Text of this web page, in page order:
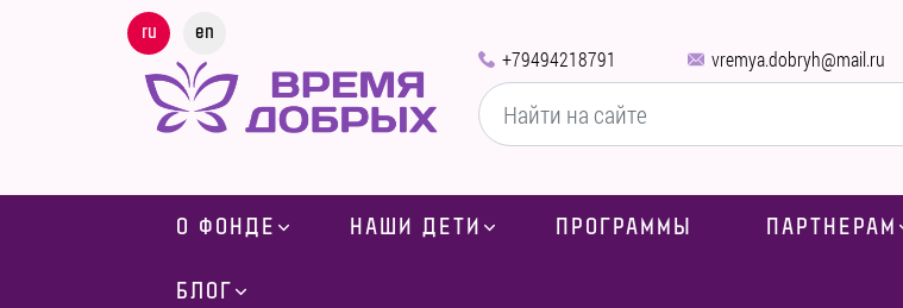
ru en
+79494218791 vremya.dobryh@mail.ru
О ФОНДЕ НАШИ ДЕТИ ПРОГРАММЫ ПАРТНЕРАМ
БЛОГ